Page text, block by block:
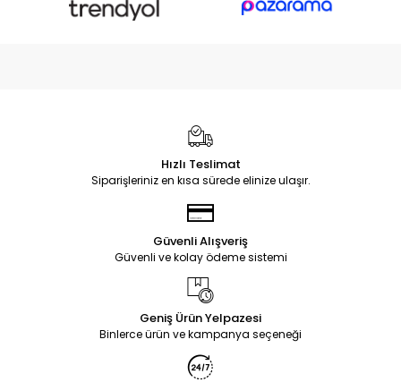
Hızlı Teslimat
Siparişleriniz en kısa sürede elinize ulaşır.
Güvenli Alışveriş
Güvenli ve kolay ödeme sistemi
Geniş Ürün Yelpazesi
Binlerce ürün ve kampanya seçeneği